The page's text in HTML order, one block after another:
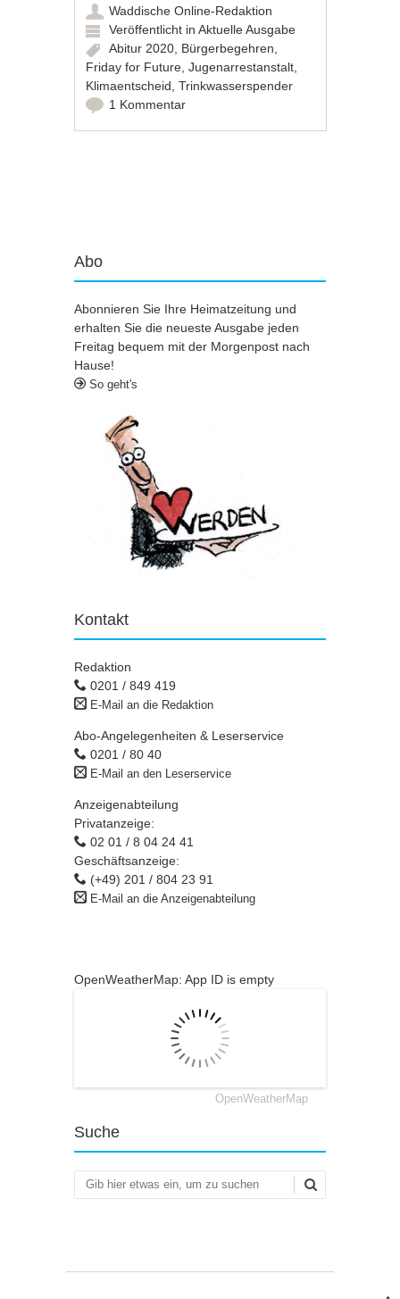
Waddische Online-Redaktion
Veröffentlicht inAktuelle Ausgabe
Abitur 2020 Bürgerbegehren
Friday for Future ,Jugenarrestanstalt
Klimaentscheid ,Trinkwasserspender
1 Kommentar
Abo
Abonnieren Sie Ihre Heimatzeitung und
erhalten Sie die neueste Ausgabe jeden
Freitag bequem mit der Morgenpost nach
Hause!
So geht's
Kontakt
Redaktion
0201 / 849 419
E-Mail an die Redaktion
Abo-Angelegenheiten & Leserservice
0201 / 80 40
E-Mail an den Leserservice
Anzeigenabteilung
Privatanzeige:
02 01 / 8 04 24 41
Geschäftsanzeige:
(+49) 201 / 804 23 91
E-Mail an die Anzeigenabteilung
OpenWeatherMap: App ID is empty
OpenWeatherMap
Suche
Suchen